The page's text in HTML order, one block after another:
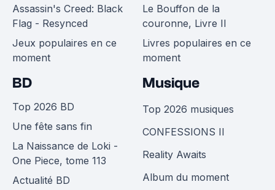
Assassin's Creed: Black
Flag - Resynced
Jeux populaires en ce
moment
Le Bouffon de la
couronne, Livre II
Livres populaires en ce
moment
BD
Top 2026 BD
Une fête sans fin
La Naissance de Loki -
One Piece, tome 113
Actualité BD
Musique
Top 2026 musiques
CONFESSIONS II
Reality Awaits
Album du moment